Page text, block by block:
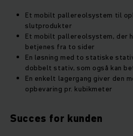
Et mobilt pallereolsystem til
slutprodukter
Et mobilt pallereolsystem, der
betjenes fra to sider
En løsning med to statiske
dobbelt stativ, som også kan
En enkelt lagergang giver den
opbevaring pr. kubikmeter
Succes for kunden